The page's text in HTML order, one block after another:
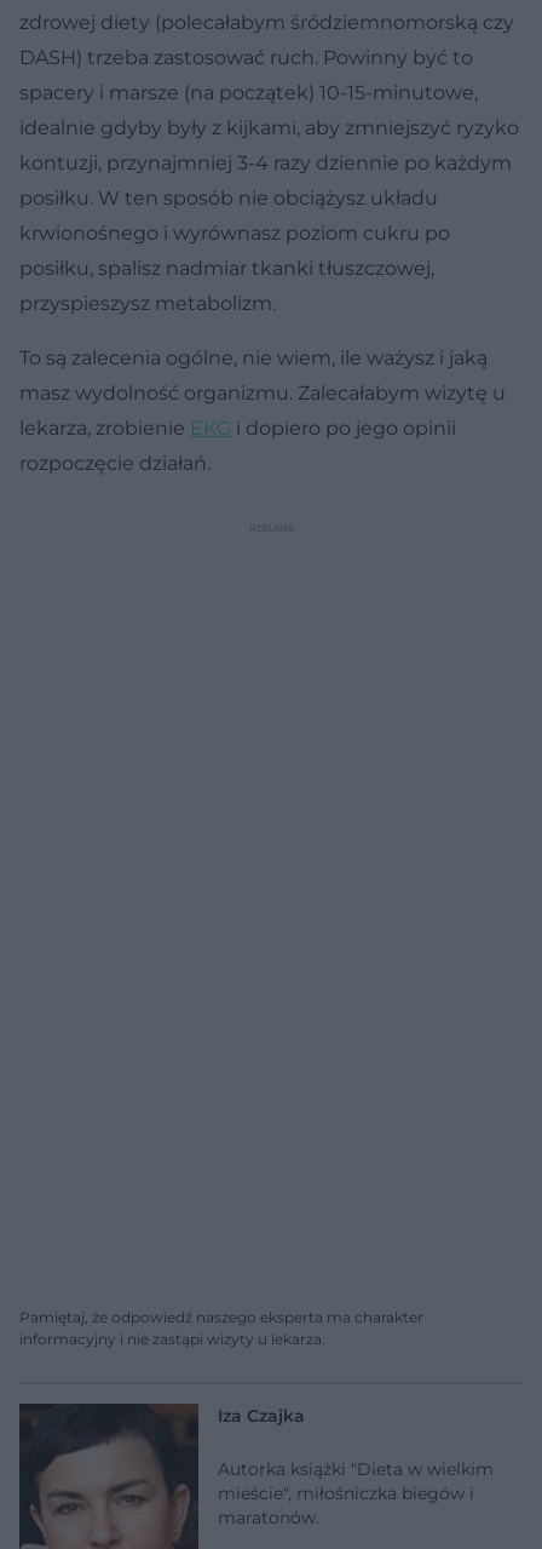
zdrowej diety (polecałabym śródziemnomorską czy
DASH) trzeba zastosować ruch. Powinny być to
spacery i marsze (na początek) 10-15-minutowe,
idealnie gdyby były z kijkami, aby zmniejszyć ryzyko
kontuzji, przynajmniej 3-4 razy dziennie po każdym
posiłku. W ten sposób nie obciążysz układu
krwionośnego i wyrównasz poziom cukru po
posiłku, spalisz nadmiar tkanki tłuszczowej,
przyspieszysz metabolizm.
To są zalecenia ogólne, nie wiem, ile ważysz i jaką
masz wydolność organizmu. Zalecałabym wizytę u
lekarza, zrobienie EKG i dopiero po jego opinii
rozpoczęcie działań.
Pamiętaj, że odpowiedź naszego eksperta ma charakter
informacyjny i nie zastąpi wizyty u lekarza.
Iza Czajka
Autorka książki "Dieta w wielkim
mieście", miłośniczka biegów i
maratonów.